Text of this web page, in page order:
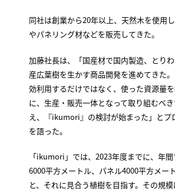
同社は創業から20年以上、天然木を使用
やパネリング材などを販売してきた。
加藤社長は、「国産材で国内製造、とり
産広葉樹を生かす商品開発を進めてきた
効利用するだけではなく、使った資源量
に、生産・販売一体となって取り組むべ
え、『ikumori』の検討が始まった」とプ
を語った。
「ikumori」では、2023年度までに、年
6000平方メートル、パネル4000平方メー
と、それに見合う植樹を目指す。その規